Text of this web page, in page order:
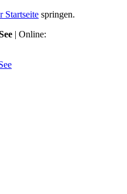
Startseite springen.
| Online: